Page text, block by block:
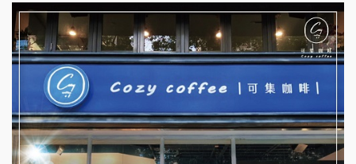
彭富貴加盟說明會
NU PASTA義大利麵加盟說明會
潮鍋癮加盟說明會
蓁伙烤倆吃加盟說明會
杜芳子古味茶鋪加盟說明會
優握握×酸奶大獅加盟說明會
冬城門加盟說明會
拾鑶火鍋加盟說明會